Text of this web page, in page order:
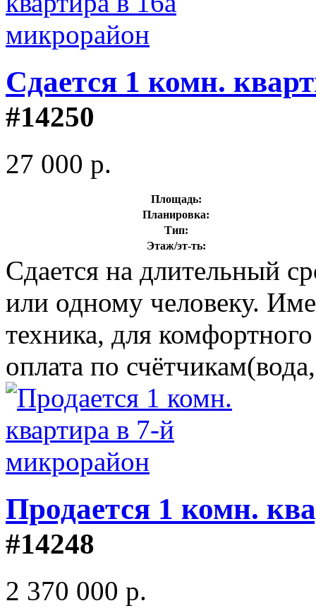
Сдается 1 комн.
#14250
27 000 р.
Площадь:
Планировка:
Тип:
Этаж/эт-ть:
Сдается на длительный
или одному человеку.
техника, для
оплата по
Продается 1 комн.
#14248
2 370 000 р.